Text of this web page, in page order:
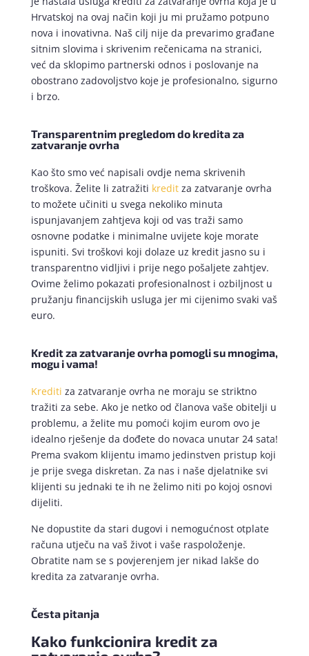
Hrvatskoj na ovaj način koji ju mi pružamo potpuno
nova i inovativna. Naš cilj nije da prevarimo građane
sitnim slovima i skrivenim rečenicama na stranici,
već da sklopimo partnerski odnos i poslovanje na
obostrano zadovoljstvo koje je profesionalno, sigurno
i brzo.
Transparentnim pregledom do kredita za
zatvaranje ovrha
Kao što smo već napisali ovdje nema skrivenih
troškova. Želite li zatražiti kreditza zatvaranje ovrha
to možete učiniti u svega nekoliko minuta
ispunjavanjem zahtjeva koji od vas traži samo
osnovne podatke i minimalne uvijete koje morate
ispuniti. Svi troškovi koji dolaze uz kredit jasno su i
transparentno vidljivi i prije nego pošaljete zahtjev.
Ovime želimo pokazati profesionalnost i ozbiljnost u
pružanju financijskih usluga jer mi cijenimo svaki vaš
euro.
Kredit za zatvaranje ovrha pomogli su mnogima,
mogu i vama!
Krediti za zatvaranje ovrha ne moraju se striktno
tražiti za sebe. Ako je netko od članova vaše obitelji u
problemu, a želite mu pomoći kojim eurom ovo je
idealno rješenje da dođete do novaca unutar 24 sata!
Prema svakom klijentu imamo jedinstven pristup koji
je prije svega diskretan. Za nas i naše djelatnike svi
klijenti su jednaki te ih ne želimo niti po kojoj osnovi
dijeliti.
Ne dopustite da stari dugovi i nemogućnost otplate
računa utječu na vaš život i vaše raspoloženje.
Obratite nam se s povjerenjem jer nikad lakše do
kredita za zatvaranje ovrha.
Česta pitanja
Kako funkcionira kredit za